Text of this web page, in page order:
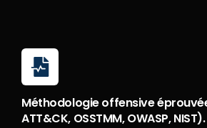
Méthodologie offensive
ATT&CK, OSSTMM, OWASP, NIST).